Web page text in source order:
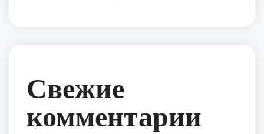
Свежие
комментарии